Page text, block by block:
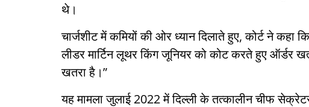
थे।
चार्जशीट में कमियों की ओर ध्यान दिलाते हुए, कोर्ट ने
लीडर मार्टिन लूथर किंग जूनियर को कोट करते हुए ऑर्डर
खतरा है।”
यह मामला जुलाई 2022 में दिल्ली के तत्कालीन चीफ